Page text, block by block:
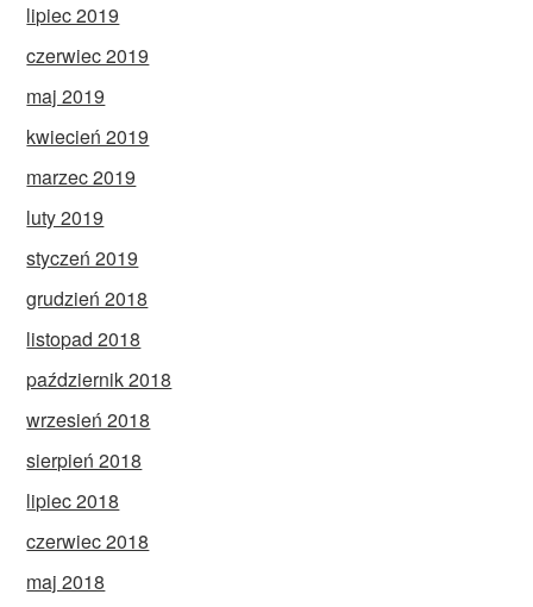
lipiec 2019
czerwiec 2019
maj 2019
kwiecień 2019
marzec 2019
luty 2019
styczeń 2019
grudzień 2018
listopad 2018
październik 2018
wrzesień 2018
sierpień 2018
lipiec 2018
czerwiec 2018
maj 2018